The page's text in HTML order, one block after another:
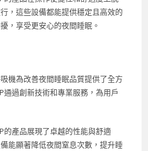
，這些設備都能提供穩定且高效的
，享受更安心的夜間睡眠。
機為改善夜間睡眠品質提供了全方
過創新技術和專業服務，為用戶
產品展現了卓越的性能與舒適
能顯著降低夜間窒息次數，提升睡